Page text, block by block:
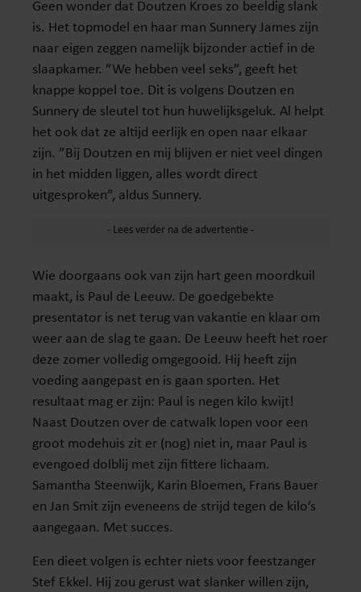
Geen wonder dat Doutzen Kroes zo beeldig slank
is. Het topmodel en haar man Sunnery James zijn
naar eigen zeggen namelijk bijzonder actief in de
slaapkamer. ”We hebben veel seks”, geeft het
knappe koppel toe. Dit is volgens Doutzen en
Sunnery de sleutel tot hun huwelijksgeluk. Al helpt
het ook dat ze altijd eerlijk en open naar elkaar
zijn. ”Bij Doutzen en mij blijven er niet veel dingen
in het midden liggen, alles wordt direct
uitgesproken”, aldus Sunnery.
Wie doorgaans ook van zijn hart geen moordkuil
maakt, is Paul de Leeuw. De goedgebekte
presentator is net terug van vakantie en klaar om
weer aan de slag te gaan. De Leeuw heeft het roer
deze zomer volledig omgegooid. Hij heeft zijn
voeding aangepast en is gaan sporten. Het
resultaat mag er zijn: Paul is negen kilo kwijt!
Naast Doutzen over de catwalk lopen voor een
groot modehuis zit er (nog) niet in, maar Paul is
evengoed dolblij met zijn fittere lichaam.
Samantha Steenwijk, Karin Bloemen, Frans Bauer
en Jan Smit zijn eveneens de strijd tegen de kilo’s
aangegaan. Met succes.
Een dieet volgen is echter niets voor feestzanger
Stef Ekkel. Hij zou gerust wat slanker willen zijn,